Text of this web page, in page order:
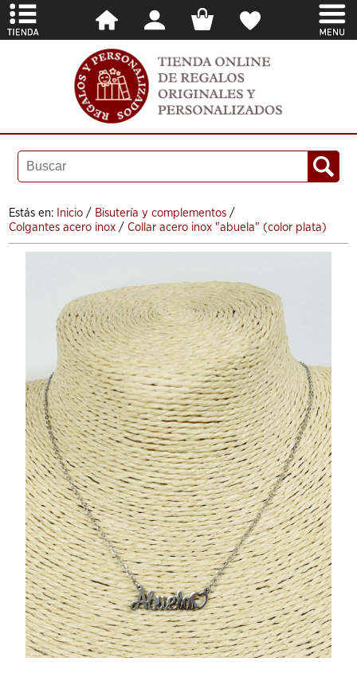
Estás en: Inicio / Bisutería y complementos /
Colgantes acero inox /Collar acero inox "abuela" (color plata)